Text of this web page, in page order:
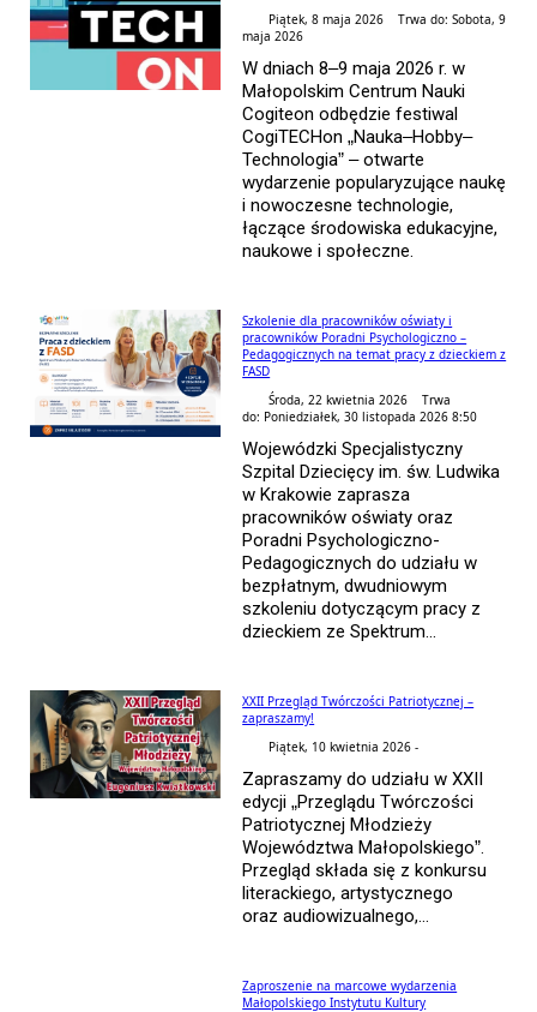
Piątek, 8 maja 2026 Trwa do: Sobota, 9
maja 2026
W dniach 8–9 maja 2026 r. w
Małopolskim Centrum Nauki
Cogiteon odbędzie festiwal
CogiTECHon „Nauka–Hobby–
Technologia” – otwarte
wydarzenie popularyzujące naukę
i nowoczesne technologie,
łączące środowiska edukacyjne,
naukowe i społeczne.
Szkolenie dla pracowników oświaty i
pracowników Poradni Psychologiczno –
Pedagogicznych na temat pracy z dzieckiem z
FASD
Środa, 22 kwietnia 2026 Trwa
do: Poniedziałek, 30 listopada 2026 8:50
Wojewódzki Specjalistyczny
Szpital Dziecięcy im. św. Ludwika
w Krakowie zaprasza
pracowników oświaty oraz
Poradni Psychologiczno-
Pedagogicznych do udziału w
bezpłatnym, dwudniowym
szkoleniu dotyczącym pracy z
dzieckiem ze Spektrum...
XXII Przegląd Twórczości Patriotycznej –
zapraszamy!
Piątek, 10 kwietnia 2026 -
Zapraszamy do udziału w XXII
edycji „Przeglądu Twórczości
Patriotycznej Młodzieży
Województwa Małopolskiego”.
Przegląd składa się z konkursu
literackiego, artystycznego
oraz audiowizualnego,...
Zaproszenie na marcowe wydarzenia
Małopolskiego Instytutu Kultury